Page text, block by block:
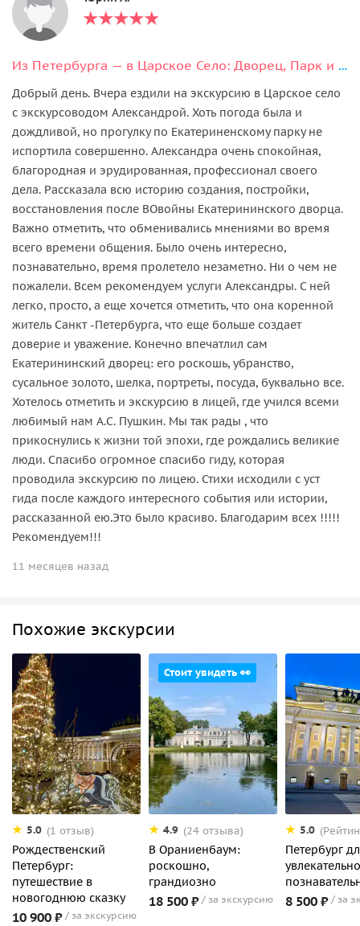
Из Петербурга — в Царское Село: Дворец, Парк и Лицей
Добрый день. Вчера ездили на экскурсию в Царское село
с экскурсоводом Александрой. Хоть погода была и
дождливой, но прогулку по Екатериненскому парку не
испортила совершенно. Александра очень спокойная,
благородная и эрудированная, профессионал своего
дела. Рассказала всю историю создания, постройки,
восстановления после ВОвойны Екатерининского дворца.
Важно отметить, что обменивались мнениями во время
всего времени общения. Было очень интересно,
познавательно, время пролетело незаметно. Ни о чем не
пожалели. Всем рекомендуем услуги Александры. С ней
легко, просто, а еще хочется отметить, что она коренной
житель Санкт -Петербурга, что еще больше создает
доверие и уважение. Конечно впечатлил сам
Екатерининский дворец: его роскошь, убранство,
сусальное золото, шелка, портреты, посуда, буквально все.
Хотелось отметить и экскурсию в лицей, где учился всеми
любимый нам А.С. Пушкин. Мы так рады , что
прикоснулись к жизни той эпохи, где рождались великие
люди. Спасибо огромное спасибо гиду, которая
проводила экскурсию по лицею. Стихи исходили с уст
гида после каждого интересного события или истории,
рассказанной ею.Это было красиво. Благодарим всех !!!!!
Рекомендуем!!!
11 месяцев назад
Похожие экскурсии
5.0 (1 отзыв)
Рождественский
Петербург:
путешествие в
новогоднюю сказку
10 900 ₽ за экскурсию
Стоит увидеть 👀
4.9 (24 отзыва)
В Ораниенбаум:
роскошно,
грандиозно
18 500 ₽ за экскурсию
5.0
Петербург
8 500 ₽ за